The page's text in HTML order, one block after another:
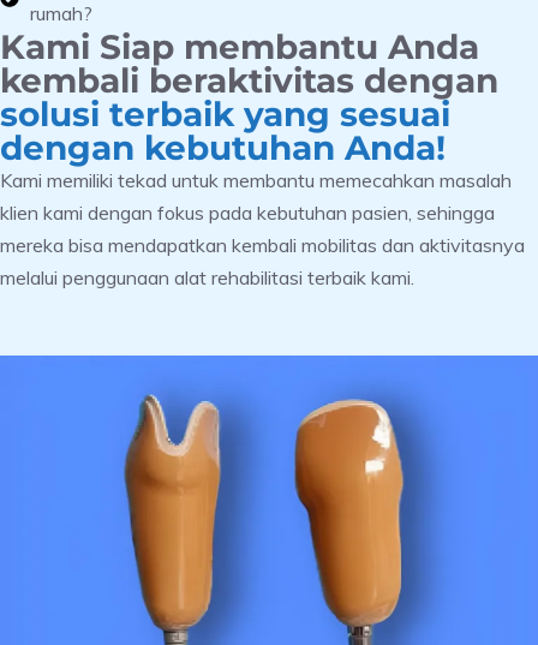
rumah?
Kami Siap membantu Anda
kembali beraktivitas dengan
solusi terbaik yang sesuai
dengan kebutuhan Anda!
Kami memiliki tekad untuk membantu memecahkan masalah
klien kami dengan fokus pada kebutuhan pasien, sehingga
mereka bisa mendapatkan kembali mobilitas dan aktivitasnya
melalui penggunaan alat rehabilitasi terbaik kami.